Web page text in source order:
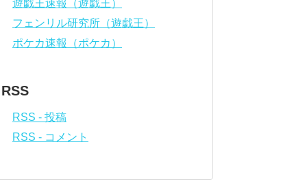
遊戯王速報（遊戯王）
フェンリル研究所（遊戯王）
ポケカ速報（ポケカ）
RSS
RSS - 投稿
RSS - コメント